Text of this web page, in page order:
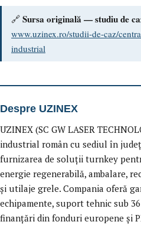
🔗 Sursa originală — studiu de
www.uzinex.ro/studii-de-caz/
industrial
Despre UZINEX
UZINEX (SC GW LASER
industrial român cu sediul în
furnizarea de soluții turnkey
energie regenerabilă, ambalare,
și utilaje grele. Compania oferă
echipamente, suport tehnic sub
finanțări din fonduri europene și